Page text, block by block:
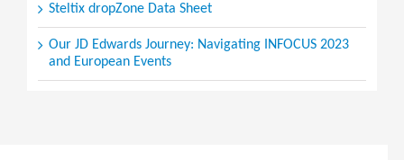
Steltix dropZone Data Sheet
Our JD Edwards Journey: Navigating INFOCUS 2023
and European Events